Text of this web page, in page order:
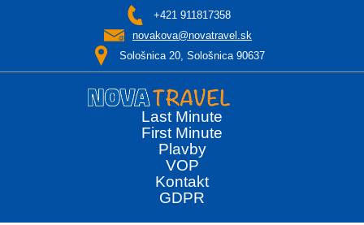
+421 911817358
novakova@novatravel.sk
Sološnica 20, Sološnica 90637
Last Minute
First Minute
Plavby
VOP
Kontakt
GDPR